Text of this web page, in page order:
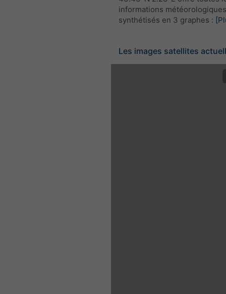
informations météorologiques
synthétisés en 3 graphes :
Les images satellites